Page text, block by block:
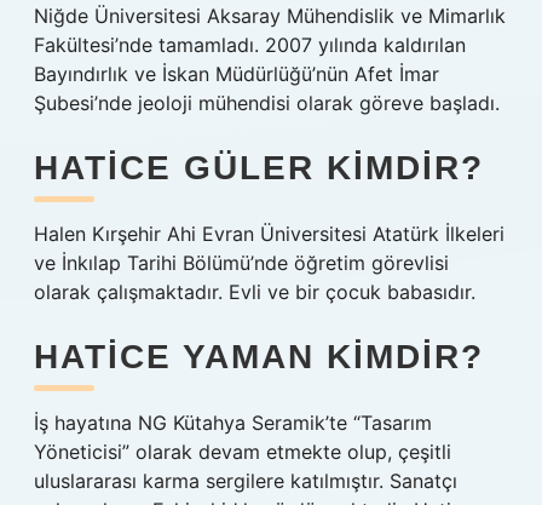
Niğde Üniversitesi Aksaray Mühendislik ve Mimarlık
Fakültesi’nde tamamladı. 2007 yılında kaldırılan
Bayındırlık ve İskan Müdürlüğü’nün Afet İmar
Şubesi’nde jeoloji mühendisi olarak göreve başladı.
HATICE GÜLER KIMDIR?
Halen Kırşehir Ahi Evran Üniversitesi Atatürk İlkeleri
ve İnkılap Tarihi Bölümü’nde öğretim görevlisi
olarak çalışmaktadır. Evli ve bir çocuk babasıdır.
HATICE YAMAN KIMDIR?
İş hayatına NG Kütahya Seramik’te “Tasarım
Yöneticisi” olarak devam etmekte olup, çeşitli
uluslararası karma sergilere katılmıştır. Sanatçı